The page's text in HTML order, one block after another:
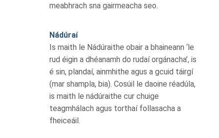
meabhrach sna gairmeacha seo.
Nádúraí
Is maith le Nádúraithe obair a bhaineann ‘le
rud éigin a dhéanamh do rudaí orgánacha’, is
é sin, plandaí, ainmhithe agus a gcuid táirgí
(mar shampla, bia). Cosúil le daoine réadúla,
is maith le nádúraithe cur chuige
teagmhálach agus torthaí follasacha a
fheiceáil.